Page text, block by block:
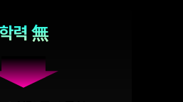
력 無